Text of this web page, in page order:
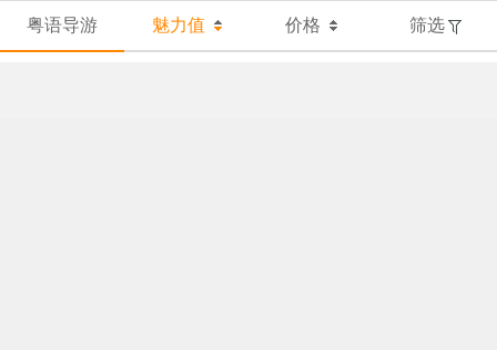
粤语导游 魅力值 价格 筛选